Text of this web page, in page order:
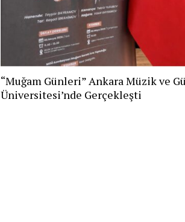
“Muğam Günleri” Ankara Müzik ve
Üniversitesi’nde Gerçekleşti